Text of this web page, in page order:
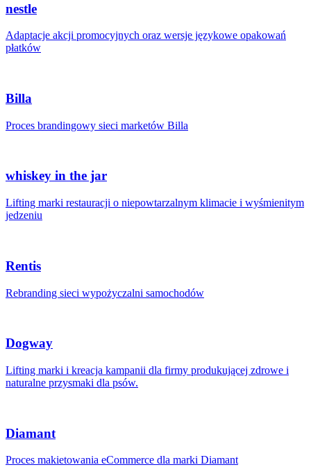
nestle
Adaptacje akcji promocyjnych oraz wersje językowe opakowań
płatków
Billa
Proces brandingowy sieci marketów Billa
whiskey in the jar
Lifting marki restauracji o niepowtarzalnym klimacie i wyśmienitym
jedzeniu
Rentis
Rebranding sieci wypożyczalni samochodów
Dogway
Lifting marki i kreacja kampanii dla firmy produkującej zdrowe i
naturalne przysmaki dla psów.
Diamant
Proces makietowania eCommerce dla marki Diamant